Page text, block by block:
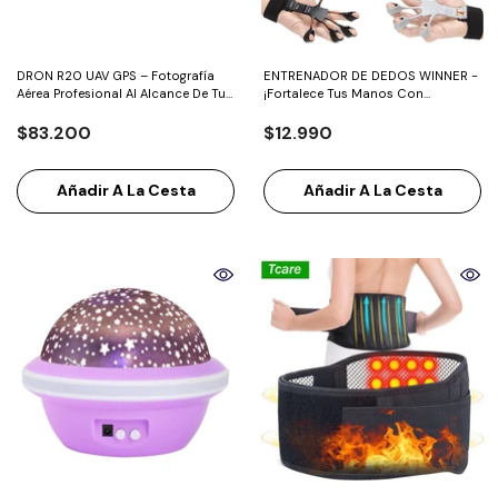
DRON R20 UAV GPS – Fotografía
Aérea Profesional Al Alcance De Tu
$83.200
Añadir A La Cesta
ENTRENADOR DE DEDOS WINNER -
¡Fortalece Tus Manos Con
$12.990
Añadir A La Cesta